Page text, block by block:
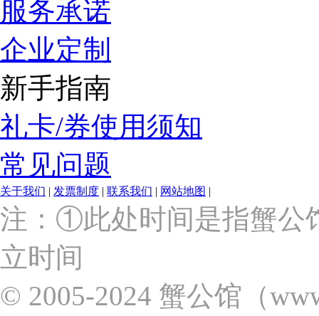
服务承诺
企业定制
新手指南
礼卡/券使用须知
常见问题
关于我们 | 发票制度 | 联系我们 | 网站地图 |
上
海
市
浦
东
区
注：①此处时间是指蟹公
立时间
© 2005-2024 蟹公馆（